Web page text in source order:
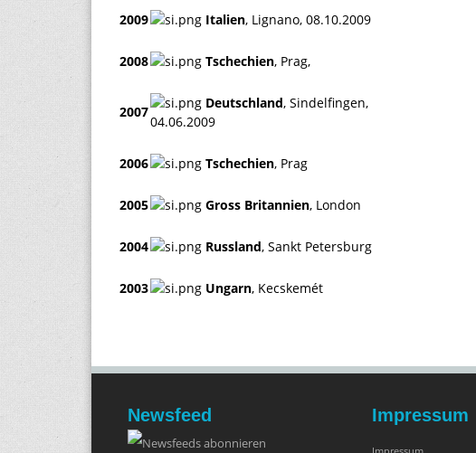
2009 Italien, Lignano, 08.10.2009
2008 Tschechien, Prag,
2007
Deutschland, Sindelfingen,
04.06.2009
2006 Tschechien, Prag
2005 Gross Britannien, London
2004 Russland, Sankt Petersburg
2003 Ungarn, Kecskemét
Newsfeed Impressum